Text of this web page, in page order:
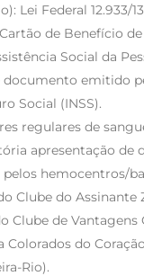
Lei Federal 12.933/
de Benefício
Social da
documento emitido
Social (INSS).
regulares de
apresentação
hemocentros/
Clube do Assinante
Clube de Vantagens
Colorados do
Rio).